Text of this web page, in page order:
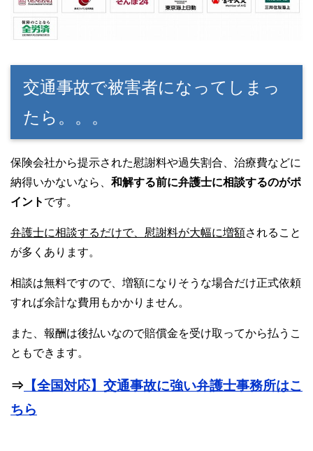
交通事故で被害者になってしまっ
たら。。。
保険会社から提示された慰謝料や過失割合、治療費などに
納得いかないなら、 和解する前に弁護士に相談するのがポ
イント です。
弁護士に相談するだけで、慰謝料が大幅に増額されること
が多くあります。
相談は無料ですので、増額になりそうな場合だけ正式依頼
すれば余計な費用もかかりません。
また、報酬は後払いなので賠償金を受け取ってから払うこ
ともできます。
⇒ 【全国対応】交通事故に強い弁護士事務所はこ
ちら